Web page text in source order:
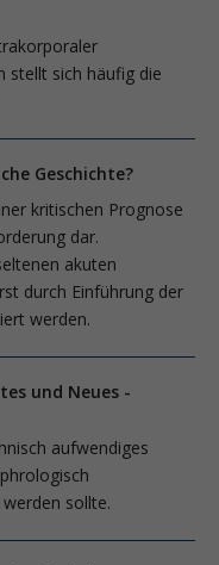
stellt sich häufig die
Geschichte?
kritischen Prognose
dar.
akuten
durch Einführung der
werden.
und Neues -
aufwendiges
sollte.